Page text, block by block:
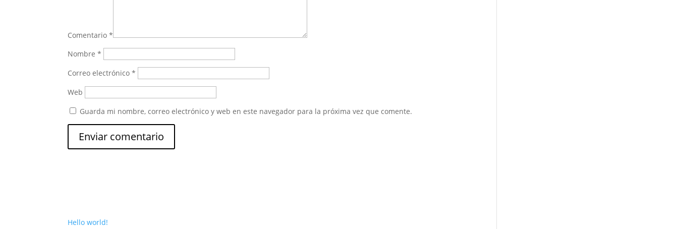
Comentario*
Nombre*
Correo electrónico*
Web
Guarda mi nombre, correo electrónico y web en este navegador para la próxima vez que comente.
Hello world!